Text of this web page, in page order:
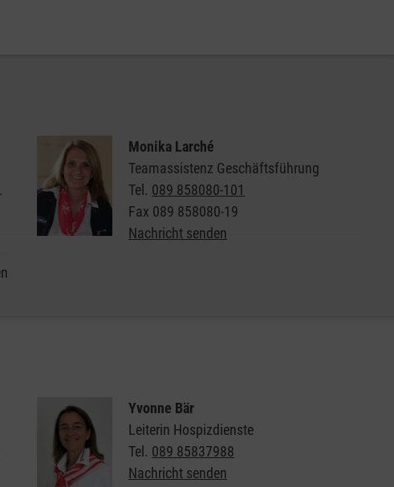
Monika Larché
Teamassistenz Geschäftsführung
Tel. 089 858080-101
Fax 089 858080-19
Nachricht senden
Yvonne Bär
Leiterin Hospizdienste
Tel. 089 85837988
Nachricht senden